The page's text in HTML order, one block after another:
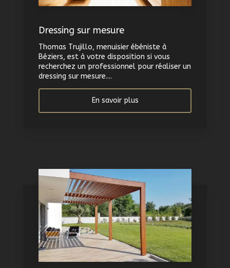
Dressing sur mesure
Thomas Trujillo, menuisier ébéniste à
Béziers, est à votre disposition si vous
recherchez un professionnel pour réaliser un
dressing sur mesure....
En savoir plus